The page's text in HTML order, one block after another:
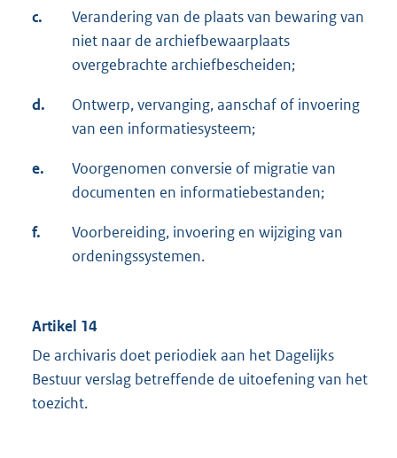
c.
Verandering van de plaats van bewaring van
niet naar de archiefbewaarplaats
overgebrachte archiefbescheiden;
d.
Ontwerp, vervanging, aanschaf of invoering
van een informatiesysteem;
e.
Voorgenomen conversie of migratie van
documenten en informatiebestanden;
f.
Voorbereiding, invoering en wijziging van
ordeningssystemen.
Artikel 14
De archivaris doet periodiek aan het Dagelijks
Bestuur verslag betreffende de uitoefening van het
toezicht.